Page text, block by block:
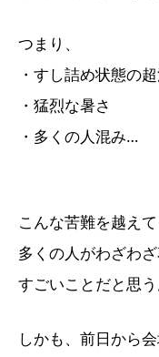
つまり、
・すし詰め状態の
・猛烈な暑さ
・多くの人混み…
こんな苦難を越えて
多くの人がわざわ
すごいことだと思う
しかも、前日から